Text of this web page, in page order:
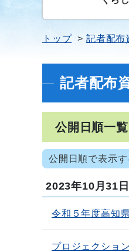
トップ 記者配布
記者配布
公開日順一覧
公開日順で表示す
2023年10月31日
令和５年度高知
プロジェクショ